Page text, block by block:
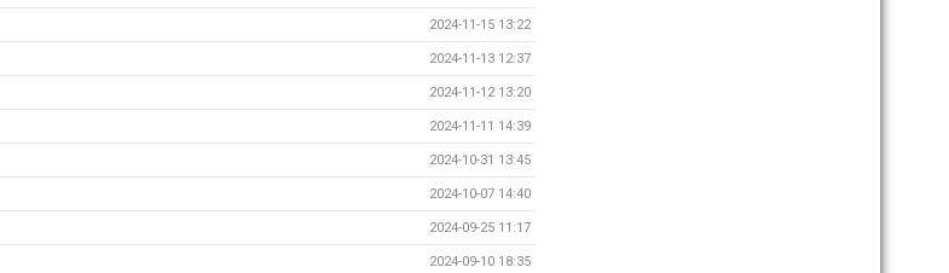
2024-11-15 13:22
2024-11-13 12:37
2024-11-12 13:20
2024-11-11 14:39
2024-10-31 13:45
2024-10-07 14:40
2024-09-25 11:17
2024-09-10 18:35